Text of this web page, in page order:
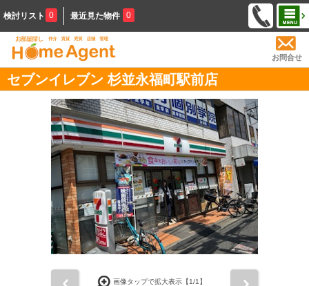
検討リスト 0 最近見た物件 0
お問合せ
セブンイレブン 杉並永福町駅前店
画像タップで拡大表示【1/1】